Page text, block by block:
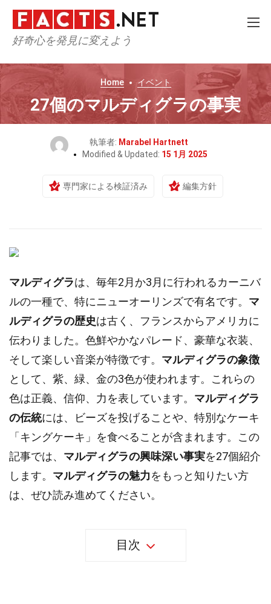
好奇心を発見に変えよう
Home イベント
27個のマルディグラの事実
執筆者: Marabel Hartnett
Modified & Updated: 15 1月 2025
専門家による検証済み 編集方針
マルディグラは、毎年2月か3月に行われるカーニバ
ルの一種で、特にニューオーリンズで有名です。 マ
ルディグラの歴史は古く、フランスからアメリカに
伝わりました。色鮮やかなパレード、豪華な衣装、
そして楽しい音楽が特徴です。 マルディグラの象徴
として、紫、緑、金の3色が使われます。これらの
色は正義、信仰、力を表しています。 マルディグラ
の伝統には、ビーズを投げることや、特別なケーキ
「キングケーキ」を食べることが含まれます。この
記事では、 マルディグラの興味深い事実を27個紹介
します。 マルディグラの魅力をもっと知りたい方
は、ぜひ読み進めてください。
目次